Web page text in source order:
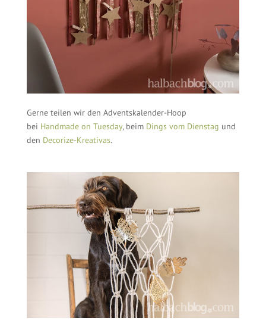
Gerne teilen wir den Adventskalender-Hoop
bei Handmade on Tuesday, beim Dings vom Dienstag und
den Decorize-Kreativas.